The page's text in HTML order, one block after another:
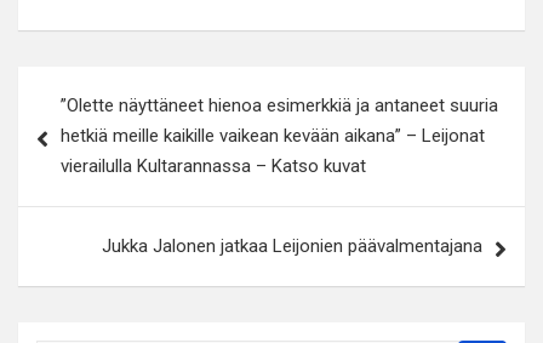
selaus
”Olette näyttäneet hienoa esimerkkiä ja antaneet suuria
hetkiä meille kaikille vaikean kevään aikana” – Leijonat
vierailulla Kultarannassa – Katso kuvat
Jukka Jalonen jatkaa Leijonien päävalmentajana